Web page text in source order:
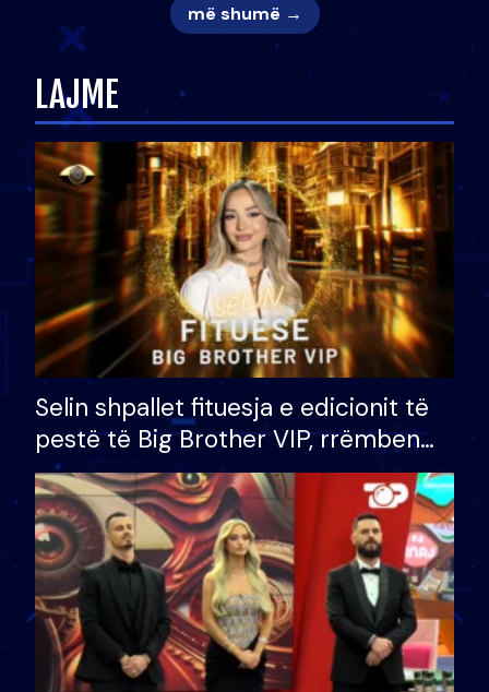
më shumë →
LAJME
Selin shpallet fituesja e edicionit të
pestë të Big Brother VIP, rrëmben
çmimin e madh prej 100 mijë eurosh